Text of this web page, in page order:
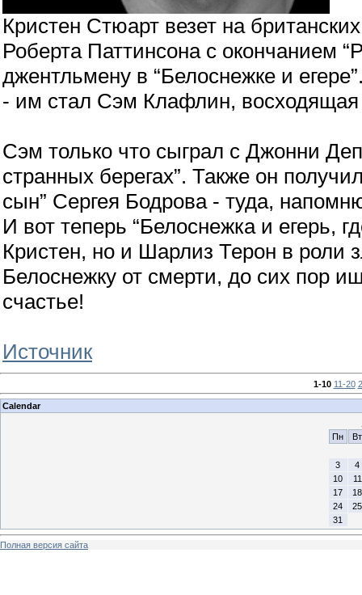
Кристен Стюарт везет на
Роберта Паттинсона с окончанием
джентльмену в “Белоснежке и
- им стал Сэм Клафлин, восходящая
Сэм только что сыграл с Джонни
странных берегах”. Также он
сын” Сергея Бодрова - туда,
И вот теперь “Белоснежка и егерь,
Кристен, но и Шарлиз Терон в роли
Белоснежку от смерти, до сих пор
счастье!
Источник
1-10 11-20
Calendar
Пн
Вт
3
4
10
11
17
18
24
25
31
Полная версия сайта